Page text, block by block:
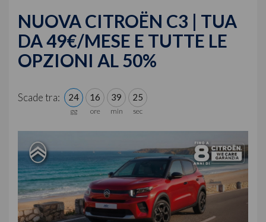
NUOVA CITROËN C3 | TUA
DA 49€/MESE E TUTTE LE
OPZIONI AL 50%
Scade tra: 24 16 39 24